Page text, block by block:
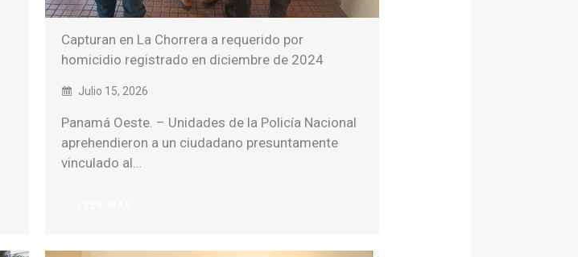
Capturan en La Chorrera a requerido por
homicidio registrado en diciembre de 2024
Julio 15, 2026
Panamá Oeste. – Unidades de la Policía Nacional
aprehendieron a un ciudadano presuntamente
vinculado al…